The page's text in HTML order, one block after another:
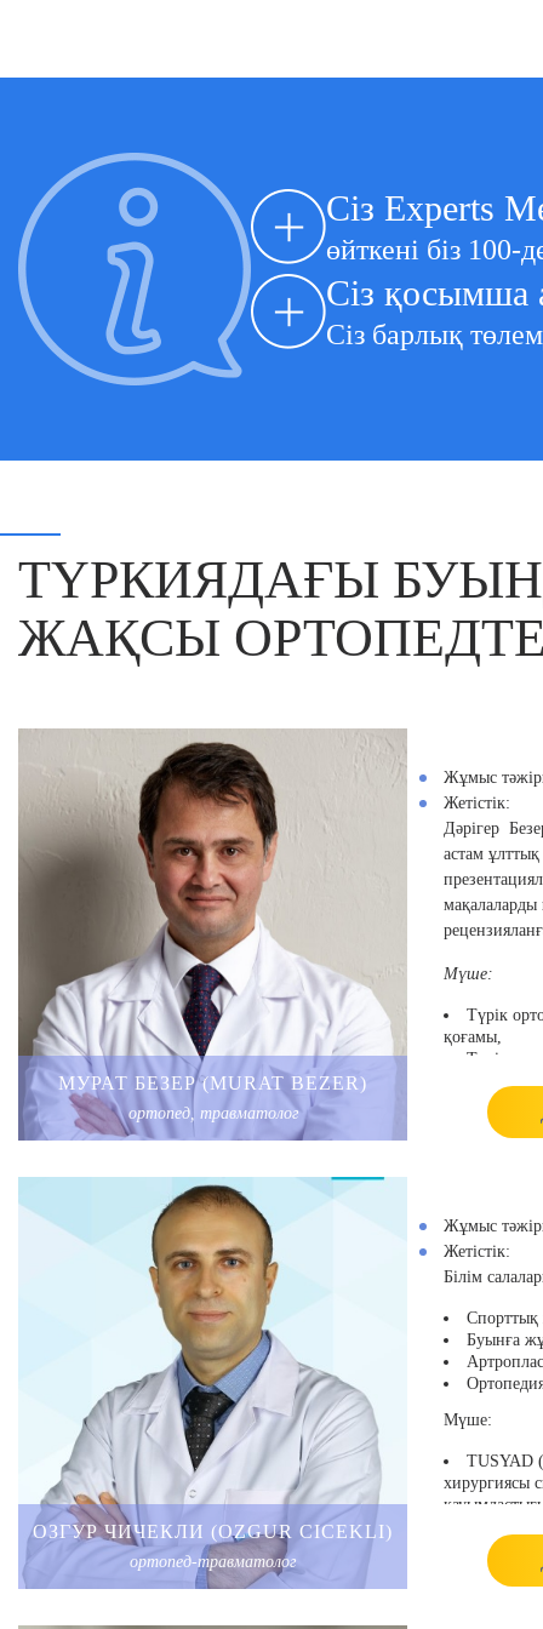
Сіз Experts
өйткені біз 100-
Сіз қосымша
Сіз барлық
ТҮРКИЯДАҒЫ
ЖАҚСЫ
МУРАТ БЕЗЕР (MURAT BEZER)
ортопед, травматолог
Жұмыс
Жетістік:
Дәрігер
астам
Мүше:
Түрік
қоғамы,
Түрік
қоғамының,
Түрік
ОЗГУР ЧИЧЕКЛИ (OZGUR CICEKLI)
ортопед-травматолог
Жұмыс
Жетістік:
Білім
Спорттық
Буынға
Мүше:
TUSYAD
хирургиясы
кеңесі),
TOTBID